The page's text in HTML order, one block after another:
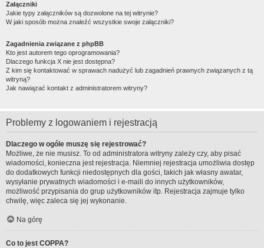
Załączniki
Jakie typy załączników są dozwolone na tej witrynie?
W jaki sposób można znaleźć wszystkie swoje załączniki?
Zagadnienia związane z phpBB
Kto jest autorem tego oprogramowania?
Dlaczego funkcja X nie jest dostępna?
Z kim się kontaktować w sprawach nadużyć lub zagadnień prawnych związanych z tą
witryną?
Jak nawiązać kontakt z administratorem witryny?
Problemy z logowaniem i rejestracją
Dlaczego w ogóle muszę się rejestrować?
Możliwe, że nie musisz. To od administratora witryny zależy czy, aby pisać
wiadomości, konieczna jest rejestracja. Niemniej rejestracja umożliwia dostęp
do dodatkowych funkcji niedostępnych dla gości, takich jak własny awatar,
wysyłanie prywatnych wiadomości i e-maili do innych użytkowników,
możliwość przypisania do grup użytkowników itp. Rejestracja zajmuje tylko
chwilę, więc zaleca się jej wykonanie.
Na górę
Co to jest COPPA?